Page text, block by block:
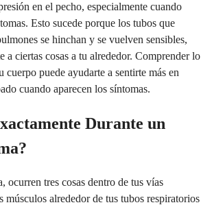
en el pecho, especialmente cuando
Esto sucede porque los tubos que
se hinchan y se vuelven sensibles,
a ciertas cosas a tu alrededor. Comprender lo
cuerpo puede ayudarte a sentirte más en
cuando aparecen los síntomas.
Durante un
ocurren tres cosas dentro de tus vías
músculos alrededor de tus tubos respiratorios